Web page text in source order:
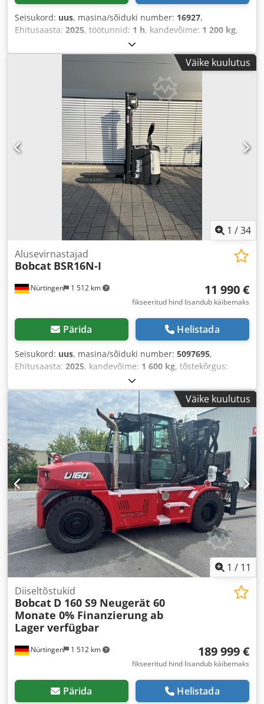
Seisukord: uus, masina/sõiduki number: 16927,
Ehitusaasta: 2025, töötunnid: 1 h, kandevõime: 1 200 kg,
, koormekese:
tüüp:elektriline, masti tüüp:Simplex, ehituskõrgus:2 280
, kahvli pikkus:1 150 mm,
Väike kuulutus
1 /34
Nürtingen 1 512 km
Alusevirnastajad
Bobcat BSR16N-I
11 990 €
fikseeritud hind lisandub käibemaks
Pärida Helistada
Seisukord: uus, masina/sõiduki number: 5097695,
Ehitusaasta: 2025, kandevõime: 1 600 kg, tõstekõrgus:
, vaba tõstekõrgus:1 400 mm
mm, kütuse tüüp:elektriline, masti tüüp:kolmekordne
(triplex)
, ehituskõrgus:2 120 mm , aku pingepinge:25,6 V,
kahvli pikkus:
1 150 mm, kogumass:1 412 kg ,
Väike kuulutus
1 / 11
Nürtingen 1 512 km
Diiseltõstukid
Bobcat D 160 S9 Neugerät 60
Monate 0% Finanzierung ab
Lager verfügbar
189 999 €
fikseeritud hind lisandub käibemaks
Pärida Helistada